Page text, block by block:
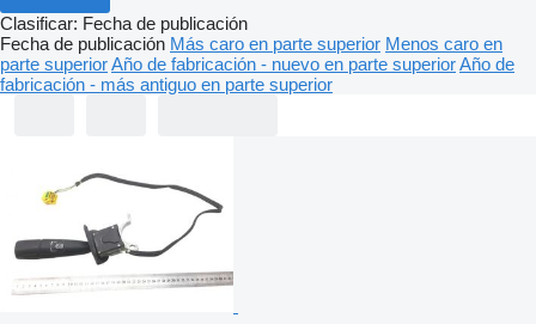
Clasificar: Fecha de publicación
Fecha de publicación Más caro en parte superior Menos caro en
parte superiorAño de fabricación - nuevo en parte superiorAño de
fabricación - más antiguo en parte superior